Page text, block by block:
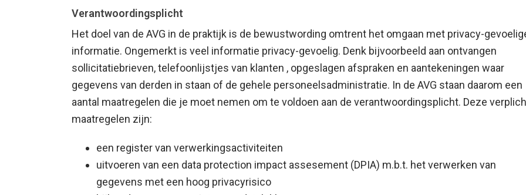
Verantwoordingsplicht
Het doel van de AVG in de praktijk is de bewustwording omtrent het omgaan met privacy-
informatie. Ongemerkt is veel informatie privacy-gevoelig. Denk bijvoorbeeld aan ontvangen
sollicitatiebrieven, telefoonlijstjes van klanten , opgeslagen afspraken en aantekeningen waar
gegevens van derden in staan of de gehele personeelsadministratie. In de AVG staan daarom een
aantal maatregelen die je moet nemen om te voldoen aan de verantwoordingsplicht. Deze
maatregelen zijn:
een register van verwerkingsactiviteiten
uitvoeren van een data protection impact assesement (DPIA) m.b.t. het verwerken van
gegevens met een hoog privacyrisico